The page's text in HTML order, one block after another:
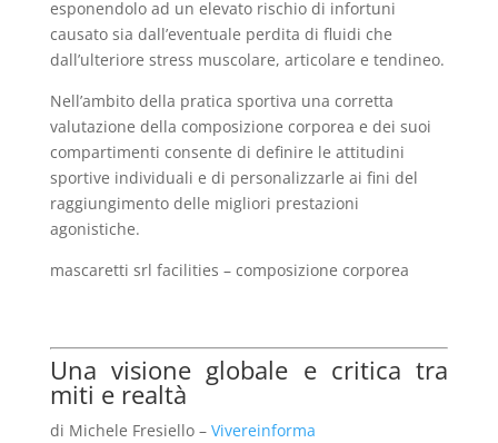
esponendolo ad un elevato rischio di infortuni
causato sia dall’eventuale perdita di fluidi che
dall’ulteriore stress muscolare, articolare e tendineo.
Nell’ambito della pratica sportiva una corretta
valutazione della composizione corporea e dei suoi
compartimenti consente di definire le attitudini
sportive individuali e di personalizzarle ai fini del
raggiungimento delle migliori prestazioni
agonistiche.
mascaretti srl facilities – composizione corporea
Una visione globale e critica tra
miti e realtà
di Michele Fresiello – Vivereinforma